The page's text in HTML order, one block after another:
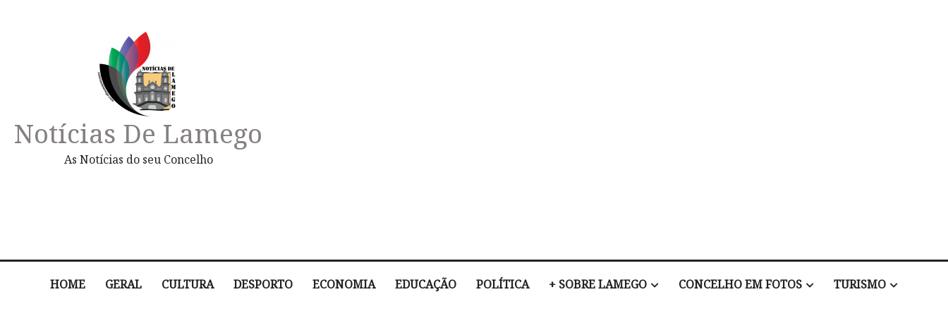
Notícias De Lamego
As Notícias do seu Concelho
HOME GERAL CULTURA DESPORTO ECONOMIA EDUCAÇÃO POLÍTICA + SOBRE LAMEGO CONCELHO EM FOTOS TURISMO